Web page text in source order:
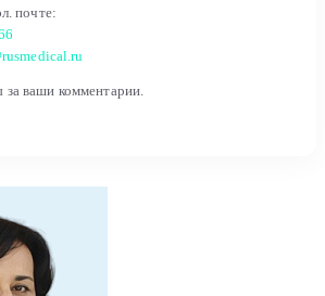
почте:
ваши комментарии.